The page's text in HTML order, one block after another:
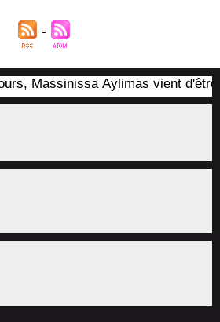
Massinissa Aylimas vient